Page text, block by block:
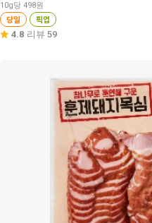
10g당 498원
당일 픽업
4.8 리뷰 59